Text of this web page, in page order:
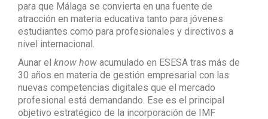
para que Málaga se convierta en una fuente de
atracción en materia educativa tanto para jóvenes
estudiantes como para profesionales y directivos a
nivel internacional.
Aunar el know how acumulado en ESESA tras más de
30 años en materia de gestión empresarial con las
nuevas competencias digitales que el mercado
profesional está demandando. Ese es el principal
objetivo estratégico de la incorporación de IMF